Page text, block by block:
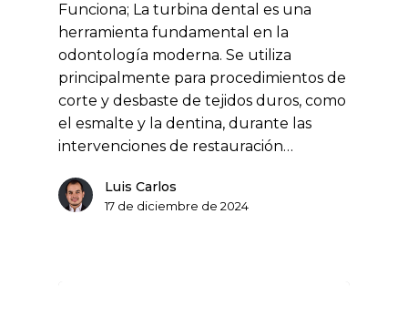
Funciona; La turbina dental es una
herramienta fundamental en la
odontología moderna. Se utiliza
principalmente para procedimientos de
corte y desbaste de tejidos duros, como
el esmalte y la dentina, durante las
intervenciones de restauración…
Luis Carlos
17 de diciembre de 2024